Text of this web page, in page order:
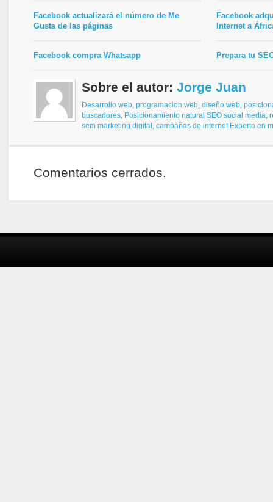
Facebook actualizará el número de Me
Gusta de las páginas
Facebook
Internet a
Facebook compra Whatsapp Prepara tu
Sobre el autor: Jorge Juan
Desarrollo web, programacion web, diseño web,
buscadores, Posicionamiento natural SEO social media,
sem marketing digital, campañas de internet.Experto en
Comentarios cerrados.